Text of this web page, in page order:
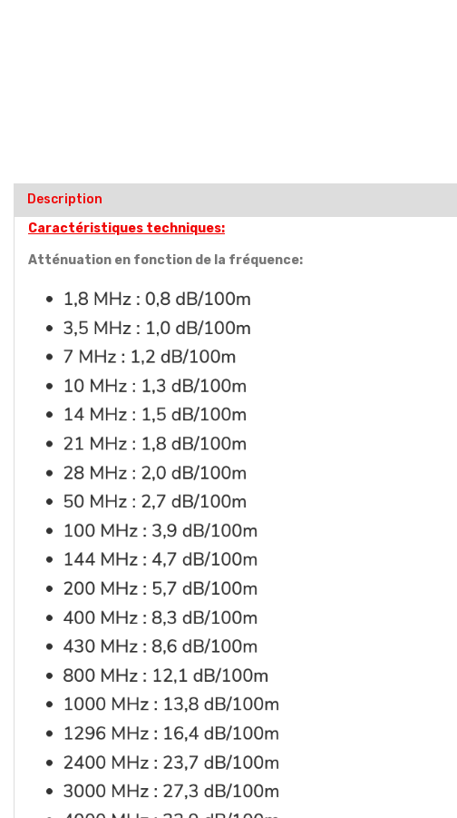
Description
Caractéristiques techniques:
Atténuation en fonction de la fréquence: